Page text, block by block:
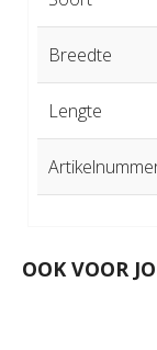
Breedte
Lengte
OOK VOOR